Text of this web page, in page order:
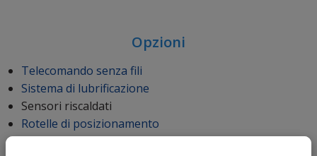
Opzioni
Telecomando senza fili
Sistema di lubrificazione
Sensori riscaldati
Rotelle di posizionamento
Quadro di posizionamento